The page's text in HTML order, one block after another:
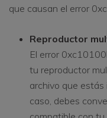
que causan el error
Reproductor
El error
tu reproductor
archivo que
caso, debes